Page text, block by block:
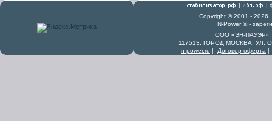
| |
Copyright © 2001 -
N-Power ® -
ООО «ЭН-ПАУЭР»,
117513, ГОРОД МОСКВА, УЛ.
n-power.ru | Договор-оферта